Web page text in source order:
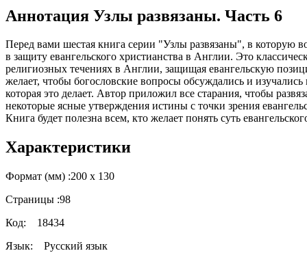
Аннотация Узлы развязаны. Часть 6
Перед вами шестая книга серии "Узлы развязаны", в которую
в защиту евангельского христианства в Англии. Это
религиозных течениях в Англии, защищая евангельскую
желает, чтобы богословские вопросы обсуждались и
которая это делает. Автор приложил все старания, чтобы
некоторые ясные утверждения истины с точки зрения
Книга будет полезна всем, кто желает понять суть
Характеристики
Формат (мм) :200 х 130
Страницы :98
Код: 18434
Язык: Русский язык